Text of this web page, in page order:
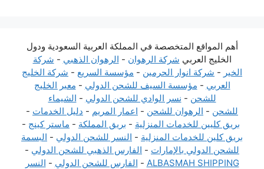
أهم المواقع المتخصصة في المملكة العربية السعودية ودول
الخليج العربي شركة الرهوان - الرهوان الذهبي - شركة
الخير - شركة انوار الحرمين - مؤسسة السريع - شركة الخليج
العربي - مؤسسة السيف للشحن الدولي - معبر الخليج
للشحن - نسر الوادي للشحن الدولي - الشيماء
للشحن - الرهوان للشحن - اعمار المريم - دليل الخدمات -
بريق كليين للخدمات المنزلية - بريق المملكة - ماستر كينج -
بريق كلين للخدمات المنزلية - النسر للشحن الدولي - البسمة
للشحن الدولي بالإمارات - الفارس الذهبي للشحن الدولي -
ALBASMAH SHIPPING
- الفارس للشحن الدولي - النسر